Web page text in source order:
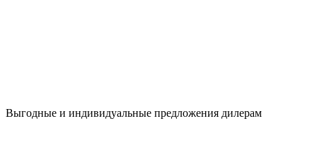
Выгодные и индивидуальные предложения дилерам